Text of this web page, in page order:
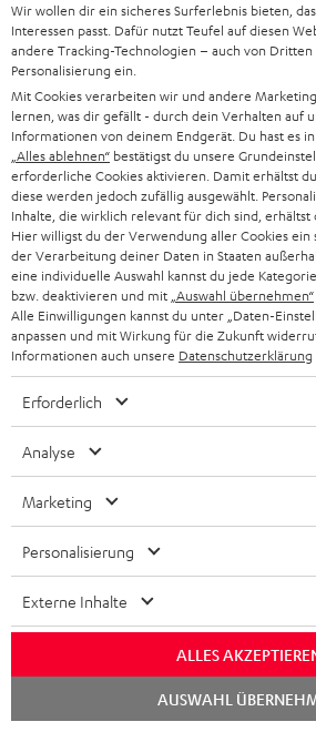
HiFi Test
02/2017
"Toll!"
video Magazin
02/2017
"...zündet Teufel auch hier wieder eine
14.12.2016
Mehr...
Wir wollen dir ein sicheres Surferlebnis bieten,
Interessen passt. Dafür nutzt Teufel auf diesen
andere Tracking-Technologien – auch von
Personalisierung ein.
Mit Cookies verarbeiten wir und andere
lernen, was dir gefällt - durch dein Verhalten auf
Informationen von deinem Endgerät. Du hast es
„Alles ablehnen“ bestätigst du unsere
erforderliche Cookies aktivieren. Damit erhältst
diese werden jedoch zufällig ausgewählt.
Inhalte, die wirklich relevant für dich sind, erhältst
Hier willigst du der Verwendung aller Cookies
der Verarbeitung deiner Daten in Staaten
eine individuelle Auswahl kannst du jede
bzw. deaktivieren und mit „Auswahl übernehmen“
Alle Einwilligungen kannst du unter „Daten-
anpassen und mit Wirkung für die Zukunft
Informationen auch unsere Datenschutzerklärung
Erforderlich
Analyse
Marketing
Personalisierung
Externe Inhalte
ALLES
AUSWAHL